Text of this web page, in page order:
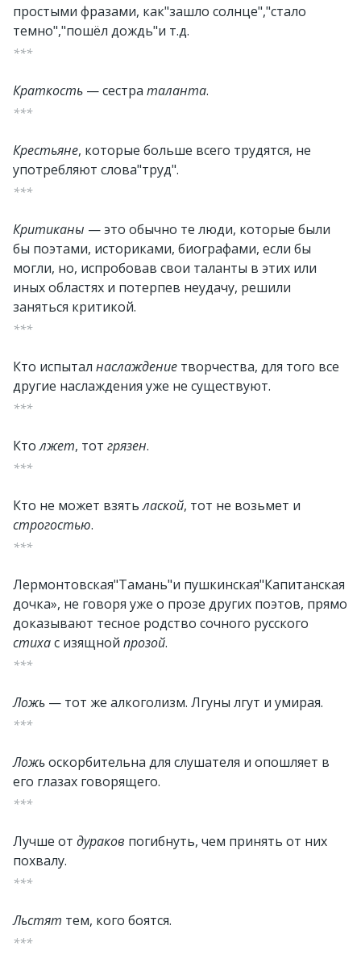
простыми фразами, как"зашло солнце","стало
темно","пошёл дождь"и т.д.
***
Краткость — сестра таланта.
***
Крестьяне, которые больше всего трудятся, не
употребляют слова"труд".
***
Критиканы — это обычно те люди, которые были
бы поэтами, историками, биографами, если бы
могли, но, испробовав свои таланты в этих или
иных областях и потерпев неудачу, решили
заняться критикой.
***
Кто испытал наслаждение творчества, для того все
другие наслаждения уже не существуют.
***
Ктолжет, тот грязен.
***
Кто не может взятьлаской, тот не возьмет и
строгостью.
***
Лермонтовская"Тамань"и пушкинская"Капитанская
дочка», не говоря уже о прозе других поэтов, прямо
доказывают тесное родство сочного русского
стихас изящной прозой.
***
Ложь — тот же алкоголизм. Лгуны лгут и умирая.
***
Ложьоскорбительна для слушателя и опошляет в
его глазах говорящего.
***
Лучше от дураков погибнуть, чем принять от них
похвалу.
***
Льстят тем, кого боятся.
***